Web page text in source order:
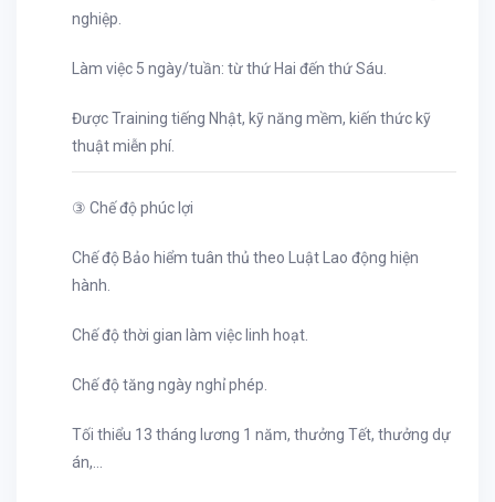
nghiệp.
Làm việc 5 ngày/tuần: từ thứ Hai đến thứ Sáu.
Được Training tiếng Nhật, kỹ năng mềm, kiến thức kỹ
thuật miễn phí.
③ Chế độ phúc lợi
Chế độ Bảo hiểm tuân thủ theo Luật Lao động hiện
hành.
Chế độ thời gian làm việc linh hoạt.
Chế độ tăng ngày nghỉ phép.
Tối thiểu 13 tháng lương 1 năm, thưởng Tết, thưởng dự
án,...